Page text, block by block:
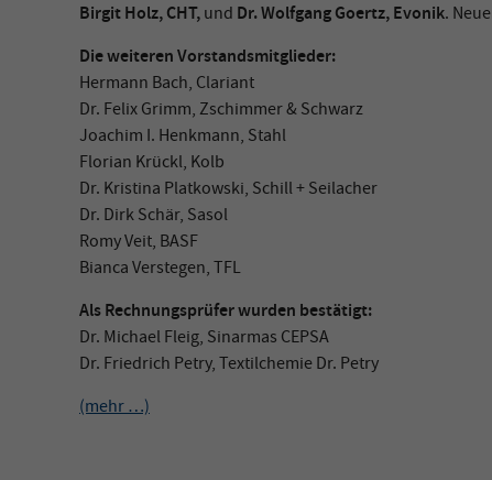
Birgit Holz, CHT, und Dr. Wolfgang Goertz, Evonik.
Die weiteren Vorstandsmitglieder:
Hermann Bach, Clariant
Dr. Felix Grimm, Zschimmer & Schwarz
Joachim I. Henkmann, Stahl
Florian Krückl, Kolb
Dr. Kristina Platkowski, Schill + Seilacher
Dr. Dirk Schär, Sasol
Romy Veit, BASF
Bianca Verstegen, TFL
Als Rechnungsprüfer wurden bestätigt:
Dr. Michael Fleig, Sinarmas CEPSA
Dr. Friedrich Petry, Textilchemie Dr. Petry
(mehr …)